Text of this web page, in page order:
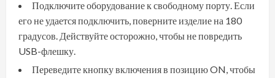
Подключите оборудование к свободному порту. Если
его не удается подключить, поверните изделие на 180
градусов. Действуйте осторожно, чтобы не повредить
USB-флешку.
Переведите кнопку включения в позицию ON, чтобы